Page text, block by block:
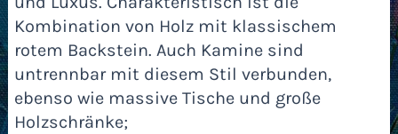
Kombination von Holz mit klassischem
rotem Backstein. Auch Kamine sind
untrennbar mit diesem Stil verbunden,
ebenso wie massive Tische und große
Holzschränke;